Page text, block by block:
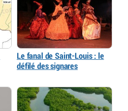
Le fanal de Saint-Louis : le
défilé des signares